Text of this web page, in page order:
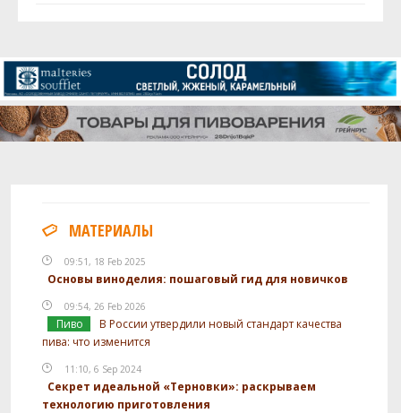
МАТЕРИАЛЫ
09:51, 18 Feb 2025
Основы виноделия: пошаговый гид для новичков
09:54, 26 Feb 2026
Пиво
В России утвердили новый стандарт качества
пива: что изменится
11:10, 6 Sep 2024
Секрет идеальной «Терновки»: раскрываем
технологию приготовления